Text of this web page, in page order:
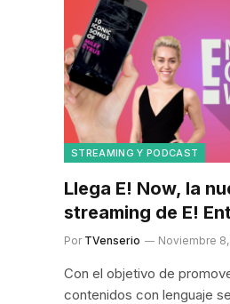
STREAMING Y PODCAST
Llega E! Now, la
streaming de E!
Por TVenserio Noviembre
Con el objetivo de
contenidos con lenguaje